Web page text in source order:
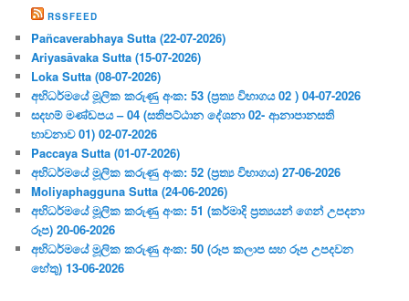
RSSFEED
Pañcaverabhaya Sutta (22-07-2026)
Ariyasāvaka Sutta (15-07-2026)
Loka Sutta (08-07-2026)
අභිධර්මයේ මූලික කරුණු අංක: 53 (ප්‍ර‍ත්‍ය විභාගය 02 ) 04-07-2026
සදහම් මණ්ඩපය – 04 (සතිපට්ඨාන දේශනා 02- ආනාපානසති
භාවනාව 01) 02-07-2026
Paccaya Sutta (01-07-2026)
අභිධර්මයේ මූලික කරුණු අංක: 52 (ප්‍ර‍ත්‍ය විභාගය) 27-06-2026
Moliyaphagguna Sutta (24-06-2026)
අභිධර්මයේ මූලික කරුණු අංක: 51 (කර්මාදි ප්‍ර‍ත්‍යයන් ගෙන් උපදනා
රූප) 20-06-2026
අභිධර්මයේ මූලික කරුණු අංක: 50 (රූප කලාප සහ රූප උපදවන
හේතු) 13-06-2026